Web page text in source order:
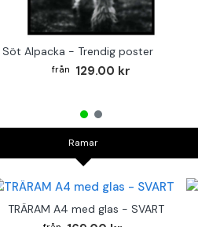
Söt Alpacka - Trendig poster
129.00 kr
Ramar
TRÄRAM A4 med glas - SVART